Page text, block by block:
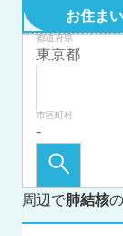
お住ま
都道府県
市区町村
周辺で肺結核